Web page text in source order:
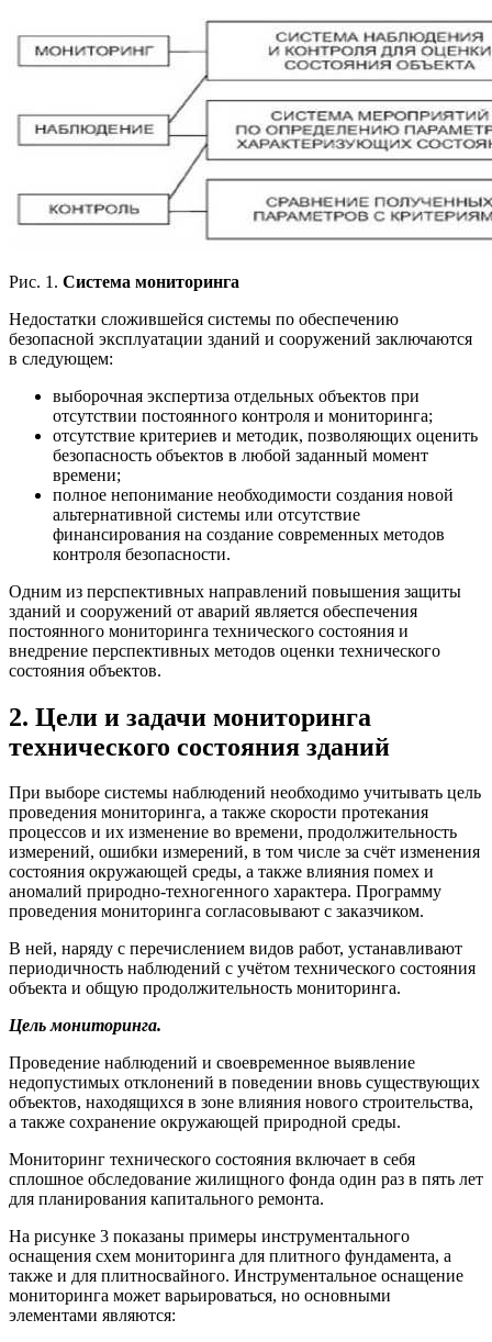
Рис. 1. Система мониторинга
Недостатки сложившейся системы по обеспечению
безопасной эксплуатации зданий и сооружений заключаются
в следующем:
выборочная экспертиза отдельных объектов при
отсутствии постоянного контроля и мониторинга;
отсутствие критериев и методик, позволяющих оценить
безопасность объектов в любой заданный момент
времени;
полное непонимание необходимости создания новой
альтернативной системы или отсутствие
финансирования на создание современных методов
контроля безопасности.
Одним из перспективных направлений повышения защиты
зданий и сооружений от аварий является обеспечения
постоянного мониторинга технического состояния и
внедрение перспективных методов оценки технического
состояния объектов.
2. Цели и задачи мониторинга
технического состояния зданий
При выборе системы наблюдений необходимо учитывать цель
проведения мониторинга, а также скорости протекания
процессов и их изменение во времени, продолжительность
измерений, ошибки измерений, в том числе за счёт изменения
состояния окружающей среды, а также влияния помех и
аномалий природно-техногенного характера. Программу
проведения мониторинга согласовывают с заказчиком.
В ней, наряду с перечислением видов работ, устанавливают
периодичность наблюдений с учётом технического состояния
объекта и общую продолжительность мониторинга.
Цель мониторинга.
Проведение наблюдений и своевременное выявление
недопустимых отклонений в поведении вновь существующих
объектов, находящихся в зоне влияния нового строительства,
а также сохранение окружающей природной среды.
Мониторинг технического состояния включает в себя
сплошное обследование жилищного фонда один раз в пять лет
для планирования капитального ремонта.
На рисунке 3 показаны примеры инструментального
оснащения схем мониторинга для плитного фундамента, а
также и для плитносвайного. Инструментальное оснащение
мониторинга может варьироваться, но основными
элементами являются: